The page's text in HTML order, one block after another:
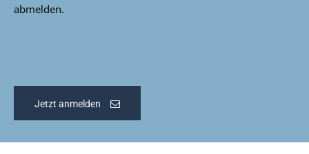
abmelden.
Jetzt anmelden